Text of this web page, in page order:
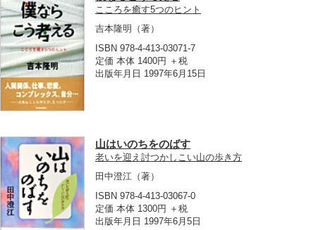
こころを癒す5つのヒント
吉本隆明
（著）
ISBN 978-4-413-03071-7
定価 本体 1400円 ＋税
出版年月日 1997年6月15日
山はいのちをのばす
老いを迎え討つかしこい山の歩き方
田中澄江 （著）
ISBN 978-4-413-03067-0
定価 本体 1300円 ＋税
出版年月日 1997年6月5日